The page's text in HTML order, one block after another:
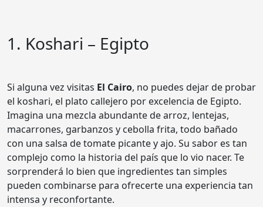
1. Koshari – Egipto
Si alguna vez visitas El Cairo, no puedes dejar de probar
el koshari, el plato callejero por excelencia de Egipto.
Imagina una mezcla abundante de arroz, lentejas,
macarrones, garbanzos y cebolla frita, todo bañado
con una salsa de tomate picante y ajo. Su sabor es tan
complejo como la historia del país que lo vio nacer. Te
sorprenderá lo bien que ingredientes tan simples
pueden combinarse para ofrecerte una experiencia tan
intensa y reconfortante.